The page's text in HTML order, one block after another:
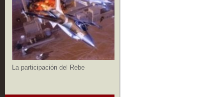
La participación del Rebe